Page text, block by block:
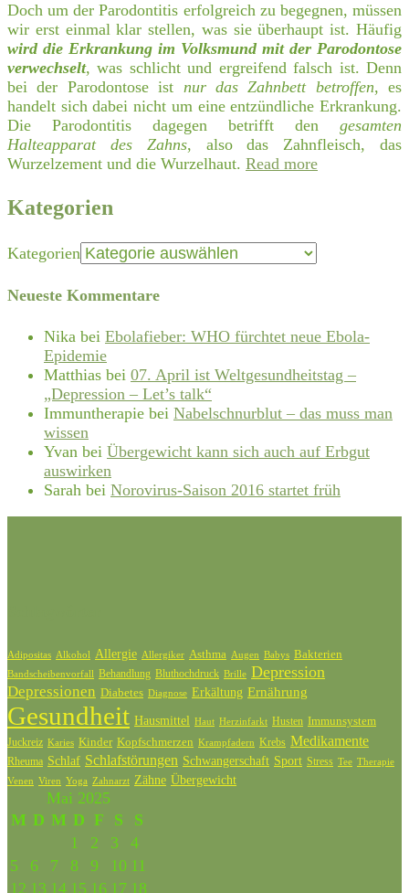
Doch um der Parodontitis erfolgreich zu begegnen, müssen
wir erst einmal klar stellen, was sie überhaupt ist. Häufig
wird die Erkrankung im Volksmund mit der Parodontose
verwechselt, was schlicht und ergreifend falsch ist. Denn
bei der Parodontose ist nur das Zahnbett betroffen, es
handelt sich dabei nicht um eine entzündliche Erkrankung.
Die Parodontitis dagegen betrifft den gesamten
Halteapparat des Zahns, also das Zahnfleisch, das
Wurzelzement und die Wurzelhaut. Read more
Kategorien
Kategorien
Neueste Kommentare
Nika bei Ebolafieber: WHO fürchtet neue Ebola-
Epidemie
Matthias bei 07. April ist Weltgesundheitstag –
„Depression – Let’s talk“
Immuntherapie bei Nabelschnurblut – das muss man
wissen
Yvan bei Übergewicht kann sich auch auf Erbgut
auswirken
Sarah bei Norovirus-Saison 2016 startet früh
Adipositas Alkohol Allergie Allergiker Asthma Augen Babys Bakterien
Bandscheibenvorfall Behandlung Bluthochdruck Brille Depression
Depressionen Diabetes Diagnose Erkältung Ernährung
Gesundheit Hausmittel Haut Herzinfarkt Husten Immunsystem
Juckreiz Karies Kinder Kopfschmerzen Krampfadern Krebs Medikamente
Rheuma Schlaf Schlafstörungen Schwangerschaft Sport Stress Tee Therapie
Venen Viren Yoga Zahnarzt Zähne Übergewicht
Mai 2025
M D M D F S
S
1
2 3
4
5
6 7 8 9 10 11
12 13 14 15 16 17 18